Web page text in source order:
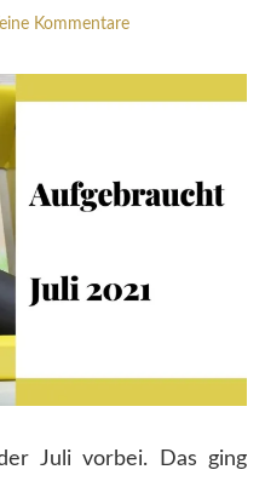
Kommentare
Juli vorbei. Das ging